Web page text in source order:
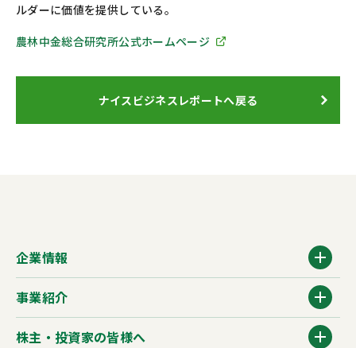
ルダーに価値を提供している。
農林中金総合研究所公式ホームページ
ナイスビジネスレポートへ戻る
企業情報
事業紹介
株主・投資家の皆様へ